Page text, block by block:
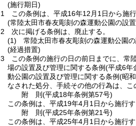
(施行期日)
1
この条例は、平成16年12月1日から施行
(常陸太田市春友彫刻の森運動公園の設
2
次に掲げる条例は、廃止する。
(1)
常陸太田市春友彫刻の森運動公園
(経過措置)
3
この条例の施行の日の前日までに、常
場の設置及び管理に関する条例(平成6年
動公園の設置及び管理に関する条例(昭
なされた処分、手続その他の行為は、
附 則(平成18年条例第57号)
この条例は、平成19年4月1日から施行す
附 則(平成25年条例第21号)
この条例は、平成25年4月1日から施行す